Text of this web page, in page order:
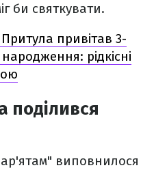
би святкувати.
Притула привітав 3-
рідкісні
поділився
виповнилося